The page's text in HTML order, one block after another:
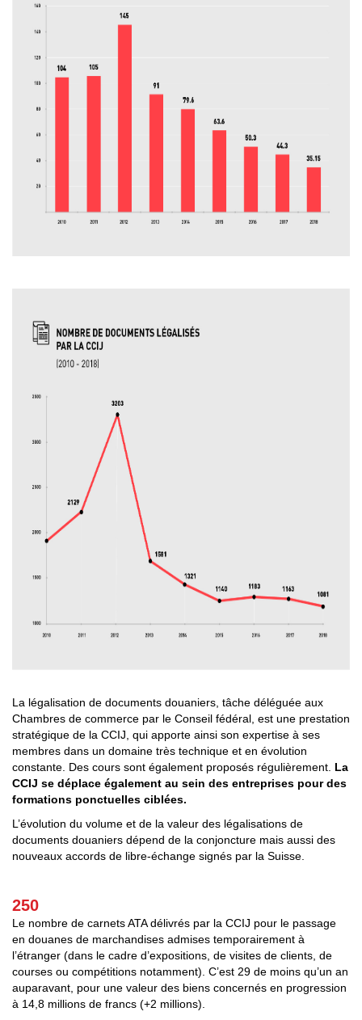
La légalisation de documents douaniers, tâche déléguée aux
Chambres de commerce par le Conseil fédéral, est une prestation
stratégique de la CCIJ, qui apporte ainsi son expertise à ses
membres dans un domaine très technique et en évolution
constante. Des cours sont également proposés régulièrement. La
CCIJ se déplace également au sein des entreprises pour des
formations ponctuelles ciblées.
L’évolution du volume et de la valeur des légalisations de
documents douaniers dépend de la conjoncture mais aussi des
nouveaux accords de libre-échange signés par la Suisse.
250
Le nombre de carnets ATA délivrés par la CCIJ pour le passage
en douanes de marchandises admises temporairement à
l’étranger (dans le cadre d’expositions, de visites de clients, de
courses ou compétitions notamment). C’est 29 de moins qu’un an
auparavant, pour une valeur des biens concernés en progression
à 14,8 millions de francs (+2 millions).